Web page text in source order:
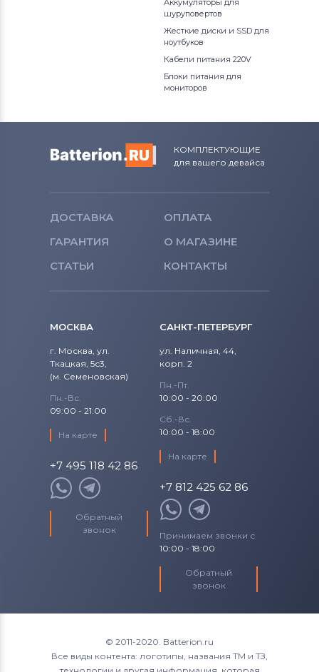
шуруповертов
Жесткие диски и SSD для
ноутбуков
Кабели питания 220V
Блоки питания для
мониторов
КОМПЛЕКТУЮЩИЕ
для вашего девайса
ДОСТАВКА
ОПЛАТА
ГАРАНТИЯ
О МАГАЗИНЕ
СТАТЬИ
КОНТАКТЫ
МОСКВА
г. Москва, ул.
Ткацкая, 5с3,
(м. Семеновская)
Пн.-Вс.
09:00 - 21:00
На карте
+7 495 118 42 86
Обратный
звонок
САНКТ-ПЕТЕРБУРГ
ул. Наличная, 44,
корп. 2
Пн.-Пт.
10:00 - 20:00
Сб.-Вс.
10:00 - 18:00
На карте
+7 812 425 62 86
Принимаем звонки с
10:00 - 18:00
Обратный
звонок
© 2011-2020. Batterion.ru
Все виды контента: логотипы, названия ТМ и ТЗ,